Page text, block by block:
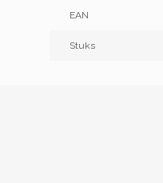
EAN
Stuks